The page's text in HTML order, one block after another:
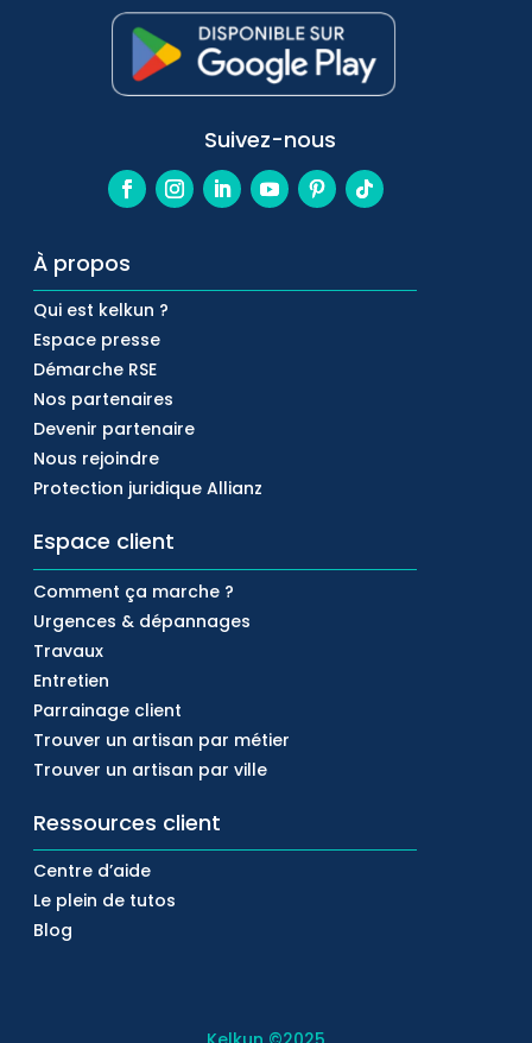
Suivez-nous
À propos
Qui est kelkun ?
Espace presse
Démarche RSE
Nos partenaires
Devenir partenaire
Nous rejoindre
Protection juridique Allianz
Espace client
Comment ça marche ?
Urgences & dépannages
Travaux
Entretien
Parrainage client
Trouver un artisan par métier
Trouver un artisan par ville
Ressources client
Centre d’aide
Le plein de tutos
Blog